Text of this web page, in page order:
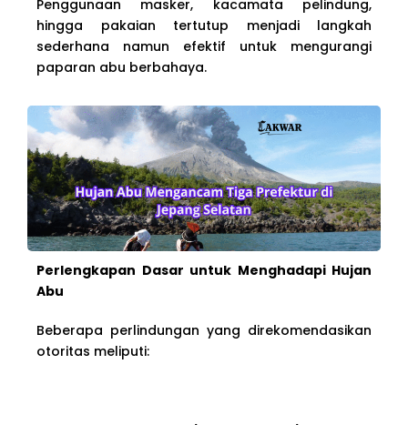
Penggunaan masker, kacamata pelindung,
hingga pakaian tertutup menjadi langkah
sederhana namun efektif untuk mengurangi
paparan abu berbahaya.
Perlengkapan Dasar untuk Menghadapi Hujan
Abu
Beberapa perlindungan yang direkomendasikan
otoritas meliputi: